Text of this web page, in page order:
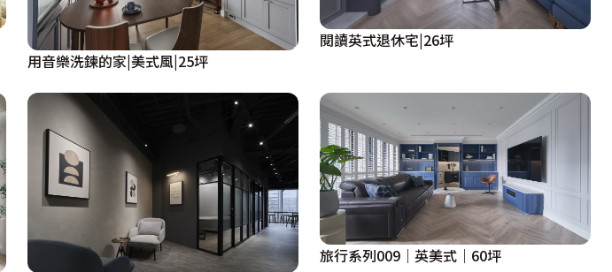
用音樂洗鍊的家|美式風|25坪
閱讀英式退休宅|26坪
旅行系列009｜英美式｜60坪